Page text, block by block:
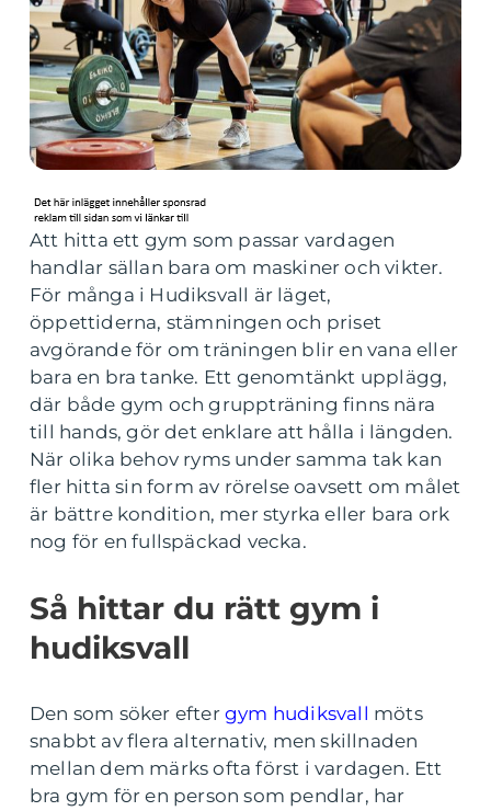
Att hitta ett gym som passar vardagen
handlar sällan bara om maskiner och vikter.
För många i Hudiksvall är läget,
öppettiderna, stämningen och priset
avgörande för om träningen blir en vana eller
bara en bra tanke. Ett genomtänkt upplägg,
där både gym och gruppträning finns nära
till hands, gör det enklare att hålla i längden.
När olika behov ryms under samma tak kan
fler hitta sin form av rörelse oavsett om målet
är bättre kondition, mer styrka eller bara ork
nog för en fullspäckad vecka.
Så hittar du rätt gym i
hudiksvall
Den som söker efter gym hudiksvall möts
snabbt av flera alternativ, men skillnaden
mellan dem märks ofta först i vardagen. Ett
bra gym för en person som pendlar, har